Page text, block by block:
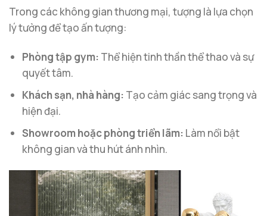
Trong các không gian thương mại, tượng là lựa chọn
lý tưởng để tạo ấn tượng:
Phòng tập gym: Thể hiện tinh thần thể thao và sự
quyết tâm.
Khách sạn, nhà hàng: Tạo cảm giác sang trọng và
hiện đại.
Showroom hoặc phòng triển lãm: Làm nổi bật
không gian và thu hút ánh nhìn.